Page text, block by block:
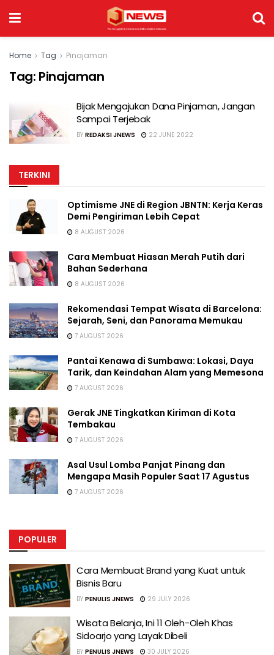
Home Tag Pinajaman
Tag: Pinajaman
Bijak Mengajukan Dana Pinjaman, Jangan
Sampai Terjebak
BY REDAKSI JNEWS 22 JUNE 2022
TERKINI
Optimisme JNE di Region JBNTN: Kerja Keras
Demi Pengiriman Lebih Cepat
8 AUGUST 2026
Cara Membuat Hiasan Merah Putih dari
Bahan Sederhana
8 AUGUST 2026
Rekomendasi Tempat Wisata di Barcelona:
Sejarah, Seni, dan Panorama Memukau
7 AUGUST 2026
Pantai Kenawa di Sumbawa: Lokasi, Daya
Tarik, dan Keindahan Alam yang Memesona
7 AUGUST 2026
Gerak JNE Tingkatkan Kiriman di Kota
Tembakau
7 AUGUST 2026
Asal Usul Lomba Panjat Pinang dan
Mengapa Masih Populer Saat 17 Agustus
7 AUGUST 2026
POPULER
Cara Membuat Brand yang Kuat untuk
Bisnis Baru
BY PENULIS JNEWS 29 JULY 2026
Wisata Belanja, Ini 11 Oleh-Oleh Khas
Sidoarjo yang Layak Dibeli
BY PENULIS JNEWS 30 JULY 2026